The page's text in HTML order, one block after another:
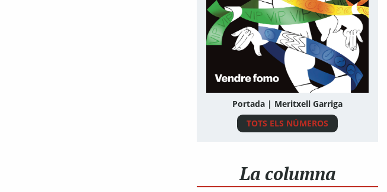
Portada | Meritxell Garriga
TOTS ELS NÚMEROS
La columna